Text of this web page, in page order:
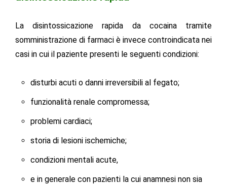
La disintossicazione rapida da cocaina tramite
somministrazione di farmaci è invece controindicata nei
casi in cui il paziente presenti le seguenti condizioni:
disturbi acuti o danni irreversibili al fegato;
funzionalità renale compromessa;
problemi cardiaci;
storia di lesioni ischemiche;
condizioni mentali acute,
e in generale con pazienti la cui anamnesi non sia